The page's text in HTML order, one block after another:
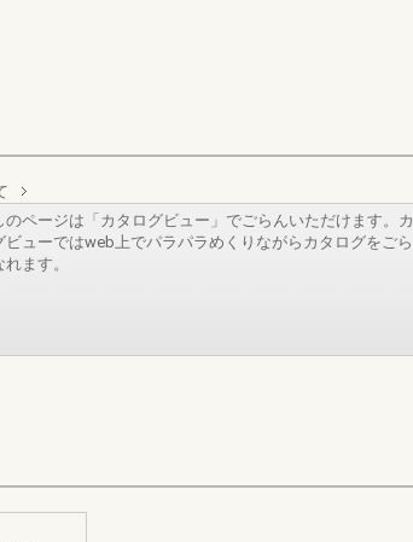
のページは「カタログビュー」でごらんいただけます。カ
ビューではweb上でパラパラめくりながらカタログをごら
ます。